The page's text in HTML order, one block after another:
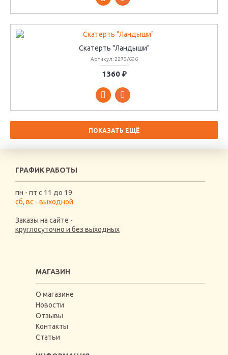
Скатерть "Ландыши"
Артикул: 2270/606
1360 ₽
ПОКАЗАТЬ ЕЩЁ
ГРАФИК РАБОТЫ
пн - пт с 11 до 19
сб, вс - выходной
Заказы на сайте -
круглосуточно и без выходных
МАГАЗИН
О магазине
Новости
Отзывы
Контакты
Статьи